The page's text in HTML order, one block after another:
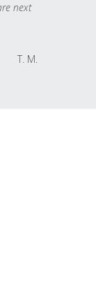
next
T. M.